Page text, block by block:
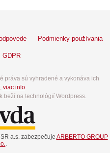
Podmienky používania
GDPR
práva sú vyhradené a vykonáva ich
viac info.
beží na technológií Wordpress.
a.s. zabezpečuje ARBERTO GROUP
.